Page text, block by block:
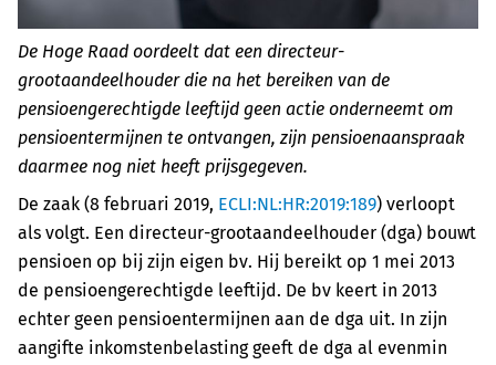
De Hoge Raad oordeelt dat een directeur-
grootaandeelhouder die na het bereiken van de
pensioengerechtigde leeftijd geen actie onderneemt om
pensioentermijnen te ontvangen, zijn pensioenaanspraak
daarmee nog niet heeft prijsgegeven.
De zaak (8 februari 2019, ECLI:NL:HR:2019:189) verloopt
als volgt. Een directeur-grootaandeelhouder (dga) bouwt
pensioen op bij zijn eigen bv. Hij bereikt op 1 mei 2013
de pensioengerechtigde leeftijd. De bv keert in 2013
echter geen pensioentermijnen aan de dga uit. In zijn
aangifte inkomstenbelasting geeft de dga al evenmin